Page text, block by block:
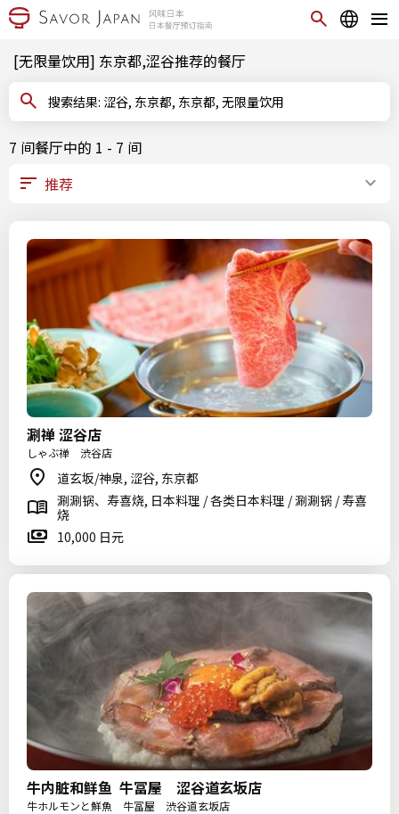
[无限量饮用] 东京都,涩谷推荐的餐厅
搜索结果: 涩谷, 东京都, 东京都, 无限量饮用
7 间餐厅中的 1 - 7 间
涮禅 涩谷店
しゃぶ禅 渋谷店
道玄坂/神泉, 涩谷, 东京都
涮涮锅、寿喜烧, 日本料理 / 各类日本料理 / 涮涮锅 / 寿喜
烧
10,000 日元
牛内脏和鲜鱼 牛冨屋 涩谷道玄坂店
牛ホルモンと鮮魚 牛冨屋 渋谷道玄坂店